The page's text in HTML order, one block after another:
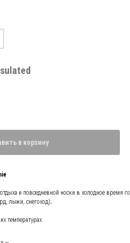
в корзину
и повседневной носки в холодное время
лыжи, снегоход);
температурах.